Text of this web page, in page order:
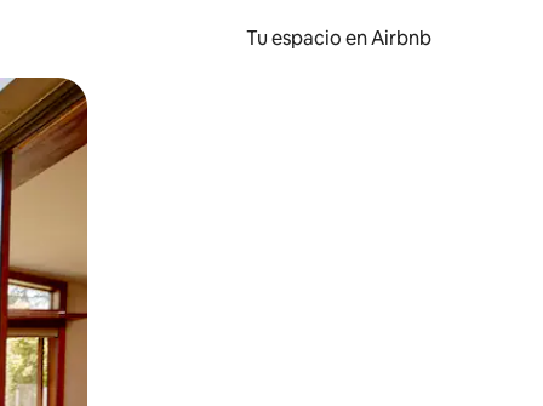
Tu espacio en Airbnb